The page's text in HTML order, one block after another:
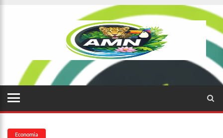
Saiba quem é Mazinho da Ecobarreira, candidato a vereador
de Manaus (vídeo)
Consumidores denunciam falta de preços em produtos e até
mau cheiro em freezer de supermercado na Cidade Nova
08:00
Justiça proíbe ex-prefeito de chegar perto de prefeita de
Nhamundá, no AM
15:01
Carro envolvido em acidente fatal pertencia a Wanderley
equipamentos aos profissionais da Segurança Pública
Economia